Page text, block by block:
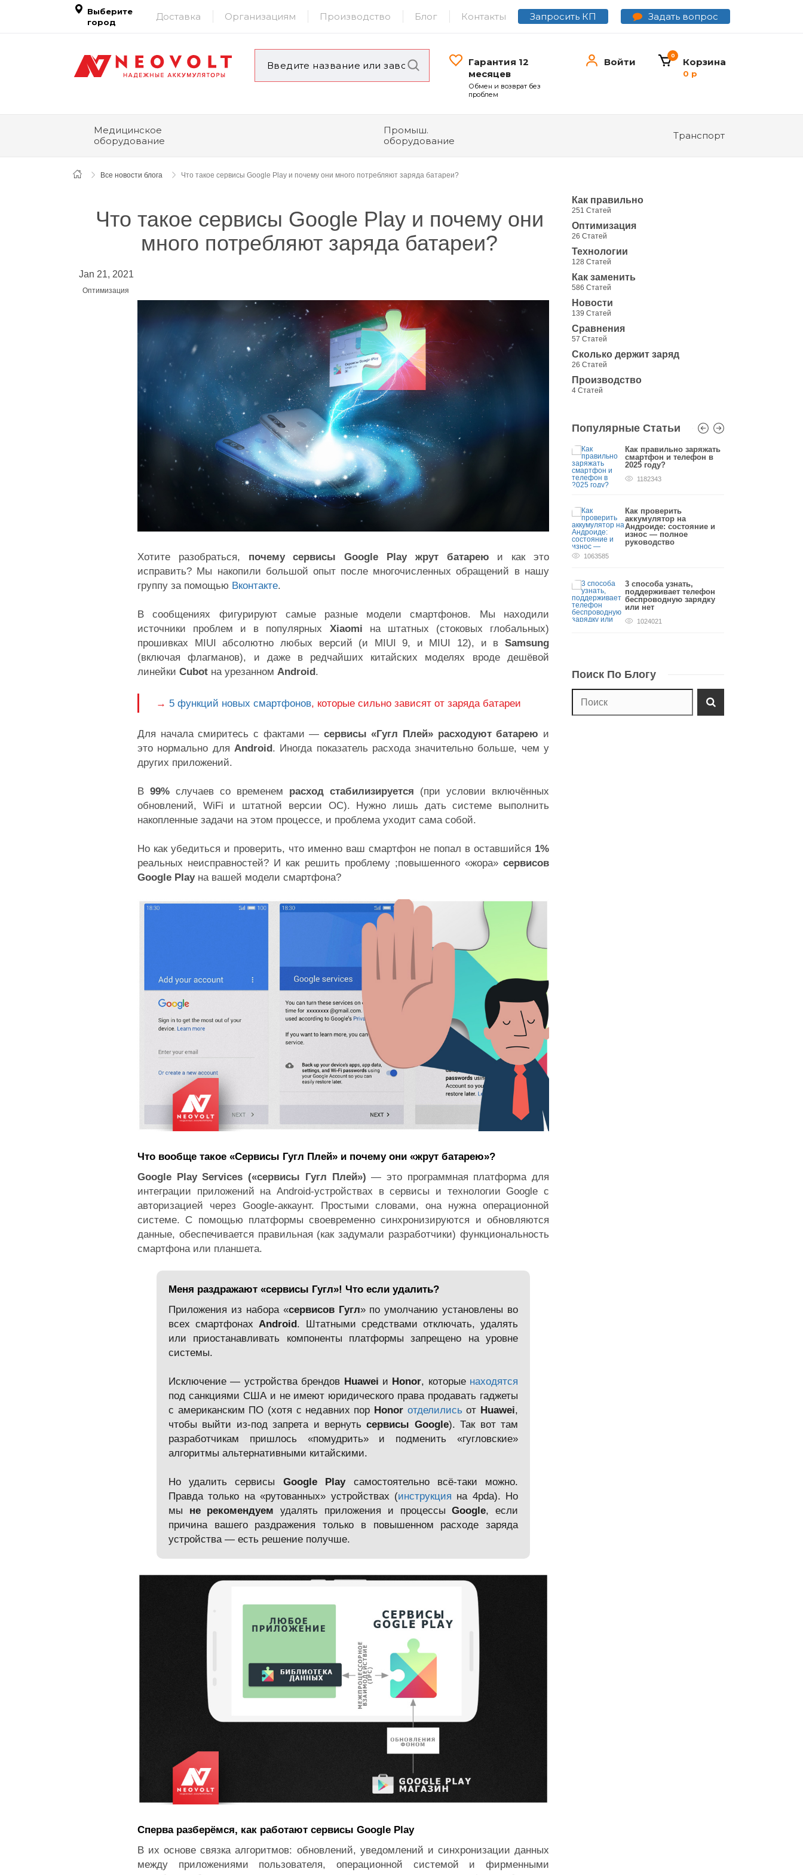
Выберите
город
Доставка Организациям Производство Блог Контакты Запросить КП Задать вопрос
Гарантия 12
месяцев
Обмен и возврат без
проблем
Войти Корзина
0
0 р
Медицинское
оборудование
Промыш.
оборудование
Транспорт
Все новости блога Что такое сервисы Google Play и почему они много потребляют заряда батареи?
Что такое сервисы Google Play и почему они
много потребляют заряда батареи?
Jan 21, 2021
Оптимизация
Хотите разобраться, почему сервисы Google Play жрут батарею и как это
исправить? Мы накопили большой опыт после многочисленных обращений в нашу
группу за помощью Вконтакте.
В сообщениях фигурируют самые разные модели смартфонов. Мы находили
источники проблем и в популярных Xiaomi на штатных (стоковых глобальных)
прошивках MIUI абсолютно любых версий (и MIUI 9, и MIUI 12), и в Samsung
(включая флагманов), и даже в редчайших китайских моделях вроде дешёвой
линейкиCubot на урезанномAndroid .
→ 5 функций новых смартфонов, которые сильно зависят от заряда батареи
Для начала смиритесь с фактами — сервисы «Гугл Плей» расходуют батарею и
это нормально для Android . Иногда показатель расхода значительно больше, чем у
других приложений.
В99% случаев со временем расход стабилизируется (при условии включённых
обновлений, WiFi и штатной версии ОС). Нужно лишь дать системе выполнить
накопленные задачи на этом процессе, и проблема уходит сама собой.
Но как убедиться и проверить, что именно ваш смартфон не попал в оставшийся 1%
реальных неисправностей? И как решить проблему ;повышенного «жора» сервисов
Google Playна вашей модели смартфона?
Что вообще такое «Сервисы Гугл Плей» и почему они «жрут батарею»?
Google Play Services («сервисы Гугл Плей») — это программная платформа для
интеграции приложений на Android-устройствах в сервисы и технологии Google с
авторизацией через Google-аккаунт. Простыми словами, она нужна операционной
системе. С помощью платформы своевременно синхронизируются и обновляются
данные, обеспечивается правильная (как задумали разработчики) функциональность
смартфона или планшета.
Меня раздражают «сервисы Гугл»! Что если удалить?
Приложения из набора «сервисов Гугл» по умолчанию установлены во
всех смартфонахAndroid. Штатными средствами отключать, удалять
или приостанавливать компоненты платформы запрещено на уровне
системы.
Исключение — устройства брендов Huawei и Honor, которые находятся
под санкциями США и не имеют юридического права продавать гаджеты
с американским ПО (хотя с недавних пор Honor отделились от Huawei,
чтобы выйти из-под запрета и вернутьсервисы Google). Так вот там
разработчикам пришлось «помудрить» и подменить «гугловские»
алгоритмы альтернативными китайскими.
Но удалить сервисы Google Playсамостоятельно всё-таки можно.
Правда только на «рутованных» устройствах (инструкция на 4pda). Но
мы не рекомендуем удалять приложения и процессыGoogle, если
причина вашего раздражения только в повышенном расходе заряда
устройства — есть решение получше.
Сперва разберёмся, как работают сервисы Google Play
В их основе связка алгоритмов: обновлений, уведомлений и синхронизации данных
между приложениями пользователя, операционной системой и фирменными
Как правильно
251 Статей
Оптимизация
26 Статей
Технологии
128 Статей
Как заменить
586 Статей
Новости
139 Статей
Сравнения
57 Статей
Сколько держит заряд
26 Статей
Производство
4 Статей
Популярные Статьи
аккумулятор смартфона
778584
658139
Как правильно заряжать
смартфон и телефон в
2025 году?
1182343
Как проверить
аккумулятор на
Андроиде: состояние и
износ — полное
руководство
1063585
3 способа узнать,
поддерживает телефон
беспроводную зарядку
или нет
1024021
Поиск По Блогу